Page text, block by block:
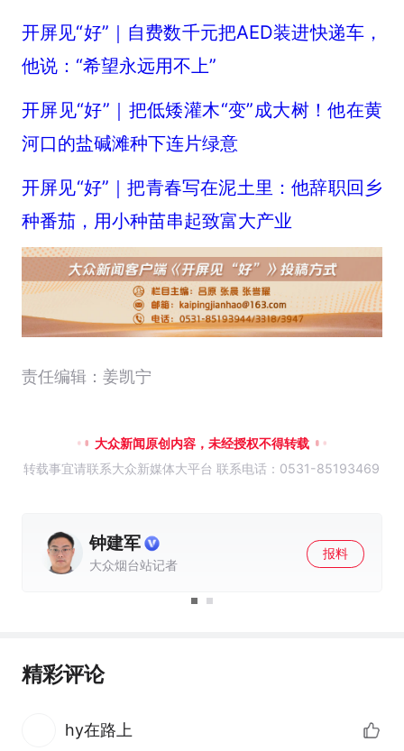
开屏见“好”｜自费数千元把AED装进快递车，
他说：“希望永远用不上”
开屏见“好”｜把低矮灌木“变”成大树！他在黄
河口的盐碱滩种下连片绿意
开屏见“好”｜把青春写在泥土里：他辞职回乡
种番茄，用小种苗串起致富大产业
责任编辑：姜凯宁
大众新闻原创内容，未经授权不得转载
转载事宜请联系大众新媒体大平台 联系电话：0531-85193469
钟建军
大众烟台站记者
报料
精彩评论
hy在路上